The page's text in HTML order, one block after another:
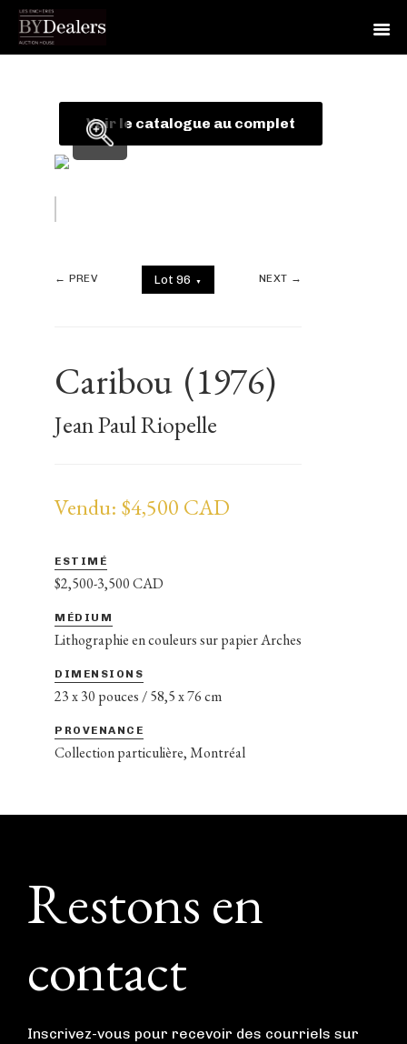
Voir le catalogue au complet
← PREV Lot 96 ▼ NEXT →
Caribou (1976)
Jean Paul Riopelle
Vendu: $4,500 CAD
ESTIMÉ
$2,500-3,500 CAD
MÉDIUM
Lithographie en couleurs sur papier Arches
DIMENSIONS
23 x 30 pouces / 58,5 x 76 cm
PROVENANCE
Collection particulière, Montréal
Footer
Restons en
contact
Inscrivez-vous pour recevoir des courriels sur